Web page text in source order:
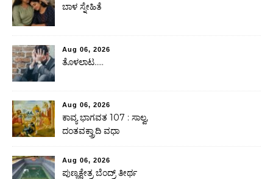
ಬಾಳ ಸ್ನೇಹಿತೆ
Aug 06, 2026
ತೊಳಲಾಟ…..
Aug 06, 2026
ಕಾವ್ಯ ಭಾಗವತ 107 : ಸಾಲ್ವ,
ದಂತವಕ್ತ್ರಾದಿ ವಧಾ
Aug 06, 2026
ಪುಣ್ಯಕ್ಷೇತ್ರ ಬೆಂದ್ರ್ ತೀರ್ಥ